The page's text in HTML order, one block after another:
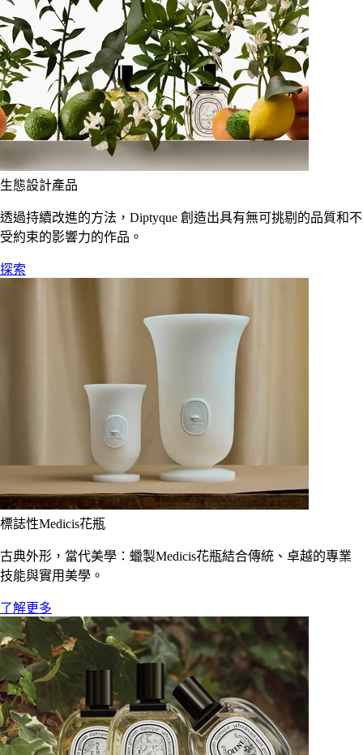
生態設計產品
透過持續改進的方法，Diptyque 創造出具有無可挑剔的品質和不
受約束的影響力的作品。
探索
標誌性Medicis花瓶
古典外形，當代美學：蠟製Medicis花瓶結合傳統、卓越的專業
技能與實用美學。
了解更多